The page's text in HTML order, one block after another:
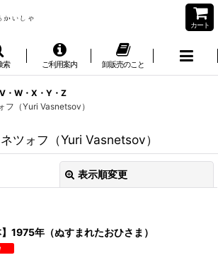
カート
索 ご利用案内 卸販売のこと
・W・X・Y・Z
フ（Yuri Vasnetsov）
ツォフ（Yuri Vasnetsov）
表示順変更
】1975年（ぬすまれたおひさま）